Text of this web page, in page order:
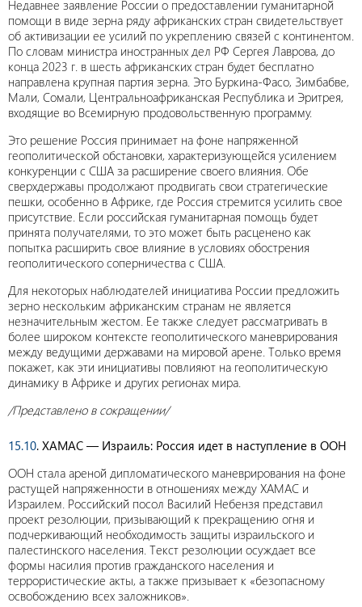
Недавнее заявление России о предоставлении гуманитарной
помощи в виде зерна ряду африканских стран свидетельствует
об активизации ее усилий по укреплению связей с континентом.
По словам министра иностранных дел РФ Сергея Лаврова, до
конца 2023 г. в шесть африканских стран будет бесплатно
направлена крупная партия зерна. Это Буркина-Фасо, Зимбабве,
Мали, Сомали, Центральноафриканская Республика и Эритрея,
входящие во Всемирную продовольственную программу.
Это решение Россия принимает на фоне напряженной
геополитической обстановки, характеризующейся усилением
конкуренции с США за расширение своего влияния. Обе
сверхдержавы продолжают продвигать свои стратегические
пешки, особенно в Африке, где Россия стремится усилить свое
присутствие. Если российская гуманитарная помощь будет
принята получателями, то это может быть расценено как
попытка расширить свое влияние в условиях обострения
геополитического соперничества с США.
Для некоторых наблюдателей инициатива России предложить
зерно нескольким африканским странам не является
незначительным жестом. Ее также следует рассматривать в
более широком контексте геополитического маневрирования
между ведущими державами на мировой арене. Только время
покажет, как эти инициативы повлияют на геополитическую
динамику в Африке и других регионах мира.
/Представлено в сокращении/
15.10. ХАМАС — Израиль: Россия идет в наступление в ООН
ООН стала ареной дипломатического маневрирования на фоне
растущей напряженности в отношениях между ХАМАС и
Израилем. Российский посол Василий Небензя представил
проект резолюции, призывающий к прекращению огня и
подчеркивающий необходимость защиты израильского и
палестинского населения. Текст резолюции осуждает все
формы насилия против гражданского населения и
террористические акты, а также призывает к «безопасному
освобождению всех заложников».